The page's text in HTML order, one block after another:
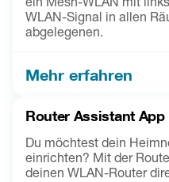
WLAN-Signal in allen
abgelegenen.
Mehr erfahren
Router Assistant App
Du möchtest dein
einrichten? Mit der
deinen WLAN-Router